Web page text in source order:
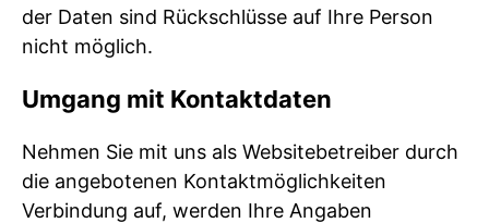
der Daten sind Rückschlüsse auf Ihre Person
nicht möglich.
Umgang mit Kontaktdaten
Nehmen Sie mit uns als Websitebetreiber durch
die angebotenen Kontaktmöglichkeiten
Verbindung auf, werden Ihre Angaben